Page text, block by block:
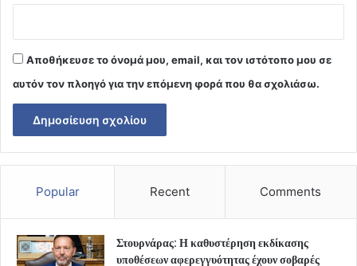
Αποθήκευσε το όνομά μου, email, και τον ιστότοπο μου σε
αυτόν τον πλοηγό για την επόμενη φορά που θα σχολιάσω.
Popular Recent Comments
Στουρνάρας: Η καθυστέρηση εκδίκασης
υποθέσεων αφερεγγυότητας έχουν σοβαρές